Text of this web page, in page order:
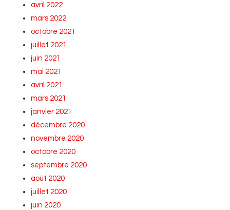
avril 2022
mars 2022
octobre 2021
juillet 2021
juin 2021
mai 2021
avril 2021
mars 2021
janvier 2021
décembre 2020
novembre 2020
octobre 2020
septembre 2020
août 2020
juillet 2020
juin 2020